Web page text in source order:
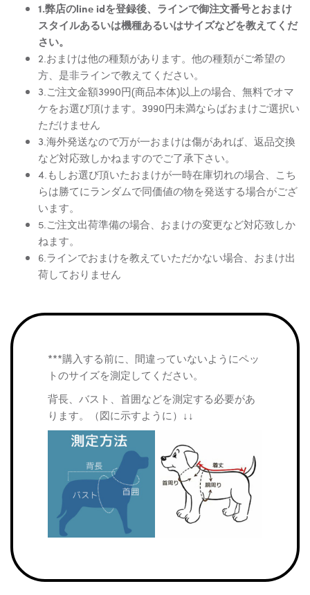
1.弊店のline idを登録後、ラインで御注文番号とおまけ
スタイルあるいは機種あるいはサイズなどを教えてくだ
さい。
2.おまけは他の種類があります。他の種類がご希望の
方、是非ラインで教えてください。
3.ご注文金額3990円(商品本体)以上の場合、無料でオマ
ケをお選び頂けます。3990円未満ならばおまけご選択い
ただけません
3.海外発送なので万が一おまけは傷があれば、返品交換
など対応致しかねますのでご了承下さい。
4.もしお選び頂いたおまけが一時在庫切れの場合、こち
らは勝てにランダムで同価値の物を発送する場合がござ
います。
5.ご注文出荷準備の場合、おまけの変更など対応致しか
ねます。
6.ラインでおまけを教えていただかない場合、おまけ出
荷しておりません
***購入する前に、間違っていないようにペッ
トのサイズを測定してください。
背長、バスト、首囲などを測定する必要があ
ります。（図に示すように）↓↓